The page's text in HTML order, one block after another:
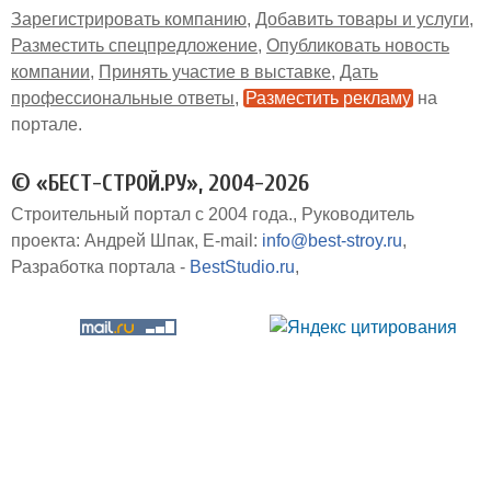
Зарегистрировать компанию Добавить товары и услуги
Разместить спецпредложение Опубликовать новость
компании
Принять участие в выставке Дать
профессиональные ответы
Разместить рекламу на
портале
© «БЕСТ-СТРОЙ.РУ», 2004-2026
Строительный портал с 2004 года.
Руководитель
проекта: Андрей Шпак E-mail: info@best-stroy.ru
Разработка портала - BestStudio.ru